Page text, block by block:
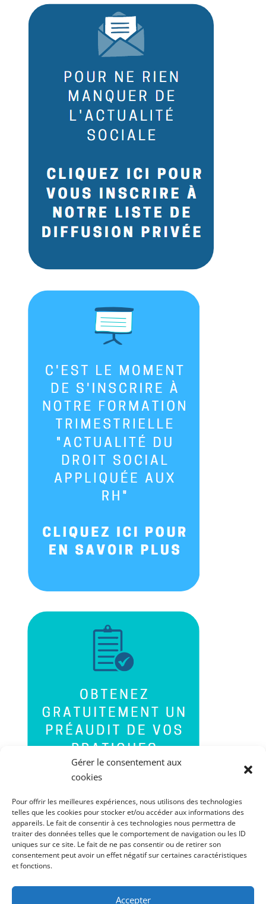
Gérer le consentement aux
cookies
Pour offrir les meilleures expériences, nous utilisons des technologies
telles que les cookies pour stocker et/ou accéder aux informations des
appareils. Le fait de consentir à ces technologies nous permettra de
traiter des données telles que le comportement de navigation ou les ID
uniques sur ce site. Le fait de ne pas consentir ou de retirer son
consentement peut avoir un effet négatif sur certaines caractéristiques
et fonctions.
Accepter